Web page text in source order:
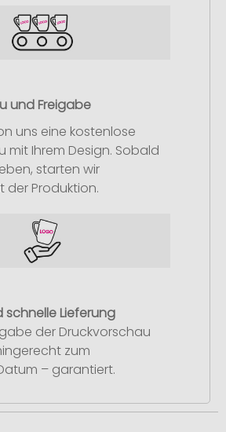
und Freigabe
uns eine kostenlose
mit Ihrem Design. Sobald
starten wir
der Produktion.
schnelle Lieferung
der Druckvorschau
zum
– garantiert.